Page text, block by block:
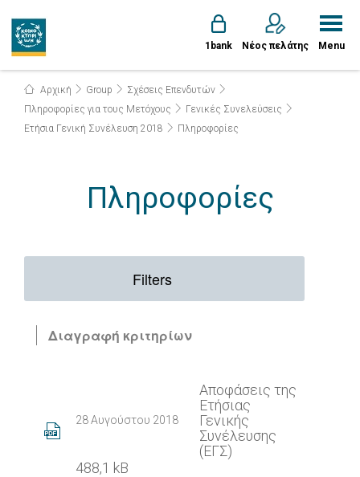
1bank Νέος πελάτης Menu
Αρχική Group
Σχέσεις Επενδυτών
Πληροφορίες για τους Μετόχους
Γενικές Συνελεύσεις
Ετήσια Γενική Συνέλευση 2018
Πληροφορίες
Πληροφορίες
Filters
Διαγραφή κριτηρίων
28 Αυγούστου 2018
Αποφάσεις της
Ετήσιας
Γενικής
Συνέλευσης
(ΕΓΣ)
488,1 kB